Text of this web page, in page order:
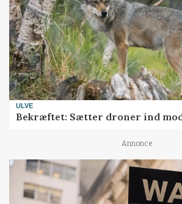
ULVE
Bekræftet: Sætter droner ind
Annonce